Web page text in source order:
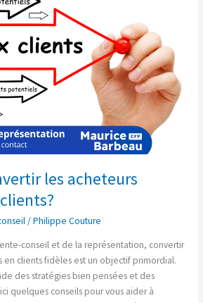
les acheteurs
/Philippe Couture
conseil et de la représentation, convertir
en clients fidèles est un objectif primordial.
des stratégies bien pensées et des
quelques conseils pour vous aider à